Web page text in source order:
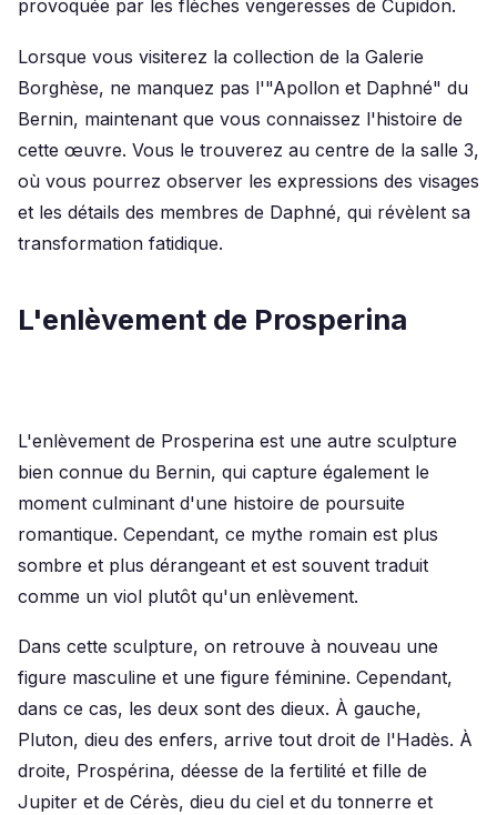
provoquée par les flèches vengeresses de Cupidon.
Lorsque vous visiterez la collection de la Galerie
Borghèse, ne manquez pas l'"Apollon et Daphné" du
Bernin, maintenant que vous connaissez l'histoire de
cette œuvre. Vous le trouverez au centre de la salle 3,
où vous pourrez observer les expressions des visages
et les détails des membres de Daphné, qui révèlent sa
transformation fatidique.
L'enlèvement de Prosperina
L'enlèvement de Prosperina est une autre sculpture
bien connue du Bernin, qui capture également le
moment culminant d'une histoire de poursuite
romantique. Cependant, ce mythe romain est plus
sombre et plus dérangeant et est souvent traduit
comme un viol plutôt qu'un enlèvement.
Dans cette sculpture, on retrouve à nouveau une
figure masculine et une figure féminine. Cependant,
dans ce cas, les deux sont des dieux. À gauche,
Pluton, dieu des enfers, arrive tout droit de l'Hadès. À
droite, Prospérina, déesse de la fertilité et fille de
Jupiter et de Cérès, dieu du ciel et du tonnerre et